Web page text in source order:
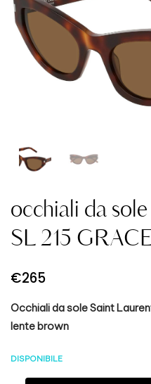
occhiali da
SL 215
€265
Occhiali da sole Saint
lente brown
DISPONIBILE